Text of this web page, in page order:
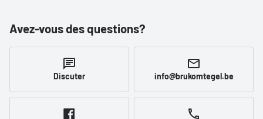
Avez-vous des questions?
Discuter info@brukomtegel.be